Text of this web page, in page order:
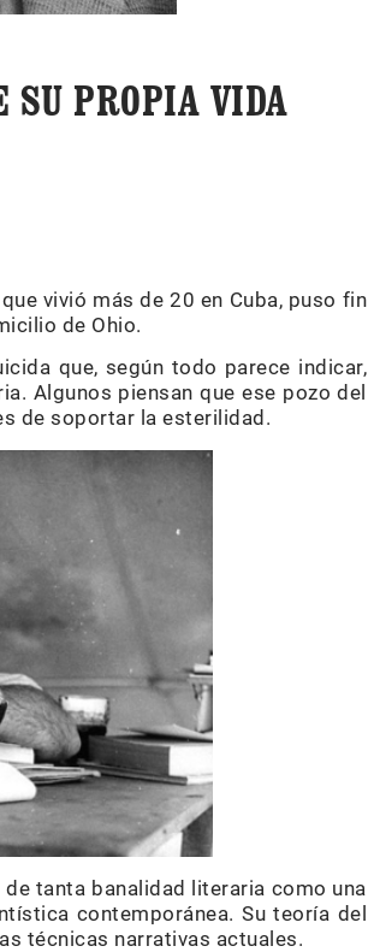
SU PROPIA VIDA
vivió más de 20 en Cuba, puso fin
de Ohio.
que, según todo parece indicar,
Algunos piensan que ese pozo del
de soportar la esterilidad.
tanta banalidad literaria como una
contemporánea. Su teoría del
técnicas narrativas actuales.